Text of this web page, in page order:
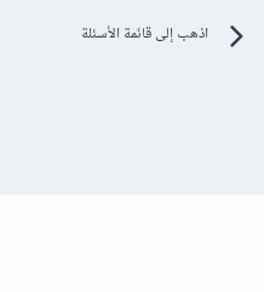
اذهب إلى قائمة الأسئلة